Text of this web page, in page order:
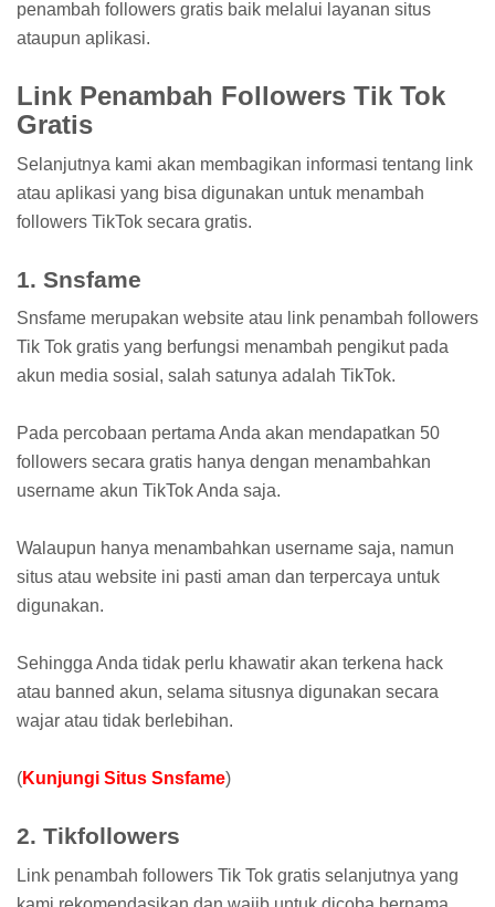
penambah followers gratis baik melalui layanan situs
ataupun aplikasi.
Link Penambah Followers Tik Tok
Gratis
Selanjutnya kami akan membagikan informasi tentang link
atau aplikasi yang bisa digunakan untuk menambah
followers TikTok secara gratis.
1. Snsfame
Snsfame merupakan website atau link penambah followers
Tik Tok gratis yang berfungsi menambah pengikut pada
akun media sosial, salah satunya adalah TikTok.
Pada percobaan pertama Anda akan mendapatkan 50
followers secara gratis hanya dengan menambahkan
username akun TikTok Anda saja.
Walaupun hanya menambahkan username saja, namun
situs atau website ini pasti aman dan terpercaya untuk
digunakan.
Sehingga Anda tidak perlu khawatir akan terkena hack
atau banned akun, selama situsnya digunakan secara
wajar atau tidak berlebihan.
(Kunjungi Situs Snsfame)
2. Tikfollowers
Link penambah followers Tik Tok gratis selanjutnya yang